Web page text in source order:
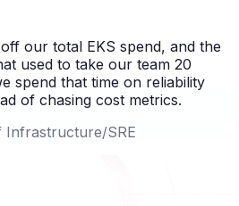
our total EKS spend, and the
used to take our team 20
spend that time on reliability
of chasing cost metrics.
Infrastructure/SRE